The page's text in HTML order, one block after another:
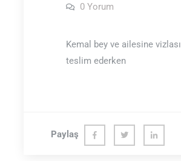
0 Yorum
Kemal bey ve ailesine vizlası
teslim ederken
Paylaş